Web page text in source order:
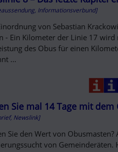
Informationsverbund]
von Sebastian
- Ein Kilometer der Linie 17
des Obus für einen
...
Sie mal 14 Tage mit dem
Newslink]
Sie den Wert von
von